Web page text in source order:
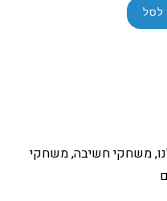
לסל
,משחקי חשיבה,משחקי